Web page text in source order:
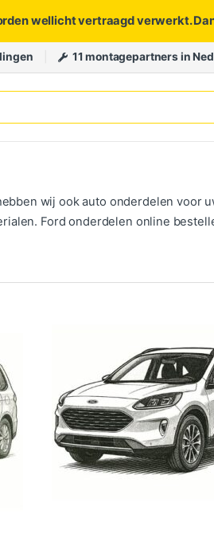
wellicht vertraagd verwerkt.
11 montagepartners in
wij ook auto onderdelen voor
Ford onderdelen online